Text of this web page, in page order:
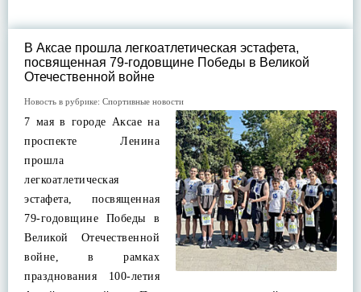
В Аксае прошла легкоатлетическая эстафета,
посвященная 79-годовщине Победы в Великой
Отечественной войне
Новость в рубрике: Спортивные новости
7 мая в городе Аксае на
проспекте Ленина
прошла
легкоатлетическая
эстафета, посвященная
79-годовщине Победы в
Великой Отечественной
войне, в рамках
празднования 100-летия